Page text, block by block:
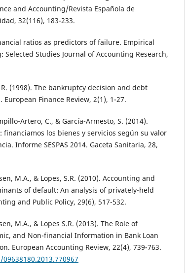
and Accounting/Revista Española de
32(116), 183-233.
ratios as predictors of failure. Empirical
Selected Studies Journal of Accounting Research,
(1998). The bankruptcy decision and debt
Finance Review, 2(1), 1-27.
Artero, C., & García-Armesto, S. (2014).
los bienes y servicios según su valor
Informe SESPAS 2014. Gaceta Sanitaria, 28,
M.A., & Lopes, S.R. (2010). Accounting and
of default: An analysis of privately-held
and Public Policy, 29(6), 517-532.
M.A., & Lopes S.R. (2013). The Role of
and Non-financial Information in Bank Loan
European Accounting Review, 22(4), 739-763.